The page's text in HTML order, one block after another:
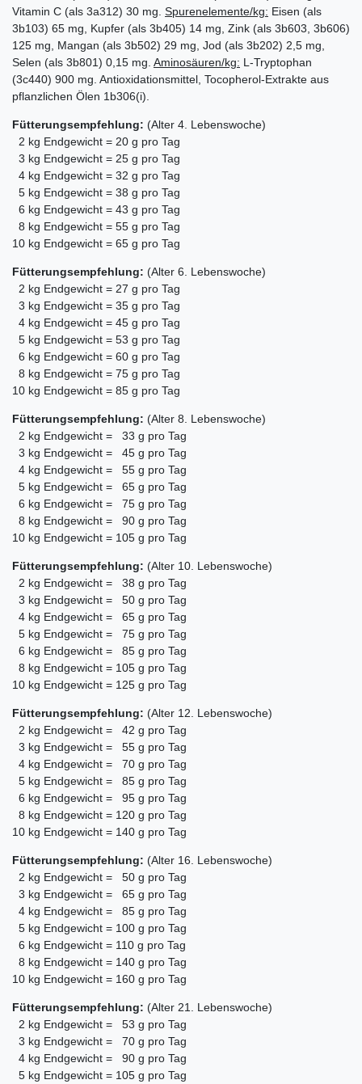
Vitamin C (als 3a312) 30 mg. Spurenelemente/kg: Eisen (als
3b103) 65 mg, Kupfer (als 3b405) 14 mg, Zink (als 3b603, 3b606)
125 mg, Mangan (als 3b502) 29 mg, Jod (als 3b202) 2,5 mg,
Selen (als 3b801) 0,15 mg. Aminosäuren/kg: L-Tryptophan
(3c440) 900 mg. Antioxidationsmittel, Tocopherol-Extrakte aus
pflanzlichen Ölen 1b306(i).
Fütterungsempfehlung: (Alter 4. Lebenswoche)
2 kg Endgewicht = 20 g pro Tag
3 kg Endgewicht = 25 g pro Tag
4 kg Endgewicht = 32 g pro Tag
5 kg Endgewicht = 38 g pro Tag
6 kg Endgewicht = 43 g pro Tag
8 kg Endgewicht = 55 g pro Tag
10 kg Endgewicht = 65 g pro Tag
Fütterungsempfehlung: (Alter 6. Lebenswoche)
2 kg Endgewicht = 27 g pro Tag
3 kg Endgewicht = 35 g pro Tag
4 kg Endgewicht = 45 g pro Tag
5 kg Endgewicht = 53 g pro Tag
6 kg Endgewicht = 60 g pro Tag
8 kg Endgewicht = 75 g pro Tag
10 kg Endgewicht = 85 g pro Tag
Fütterungsempfehlung: (Alter 8. Lebenswoche)
2 kg Endgewicht = 33 g pro Tag
3 kg Endgewicht = 45 g pro Tag
4 kg Endgewicht = 55 g pro Tag
5 kg Endgewicht = 65 g pro Tag
6 kg Endgewicht = 75 g pro Tag
8 kg Endgewicht = 90 g pro Tag
10 kg Endgewicht = 105 g pro Tag
Fütterungsempfehlung: (Alter 10. Lebenswoche)
2 kg Endgewicht = 38 g pro Tag
3 kg Endgewicht = 50 g pro Tag
4 kg Endgewicht = 65 g pro Tag
5 kg Endgewicht = 75 g pro Tag
6 kg Endgewicht = 85 g pro Tag
8 kg Endgewicht = 105 g pro Tag
10 kg Endgewicht = 125 g pro Tag
Fütterungsempfehlung: (Alter 12. Lebenswoche)
2 kg Endgewicht = 42 g pro Tag
3 kg Endgewicht = 55 g pro Tag
4 kg Endgewicht = 70 g pro Tag
5 kg Endgewicht = 85 g pro Tag
6 kg Endgewicht = 95 g pro Tag
8 kg Endgewicht = 120 g pro Tag
10 kg Endgewicht = 140 g pro Tag
Fütterungsempfehlung: (Alter 16. Lebenswoche)
2 kg Endgewicht = 50 g pro Tag
3 kg Endgewicht = 65 g pro Tag
4 kg Endgewicht = 85 g pro Tag
5 kg Endgewicht = 100 g pro Tag
6 kg Endgewicht = 110 g pro Tag
8 kg Endgewicht = 140 g pro Tag
10 kg Endgewicht = 160 g pro Tag
Fütterungsempfehlung: (Alter 21. Lebenswoche)
2 kg Endgewicht = 53 g pro Tag
3 kg Endgewicht = 70 g pro Tag
4 kg Endgewicht = 90 g pro Tag
5 kg Endgewicht = 105 g pro Tag